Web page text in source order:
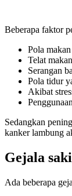
Beberapa faktor
Pola
Telat
Serangan
Pola tidur
Akibat
Sedangkan
kanker lambung
Gejala
Ada beberapa